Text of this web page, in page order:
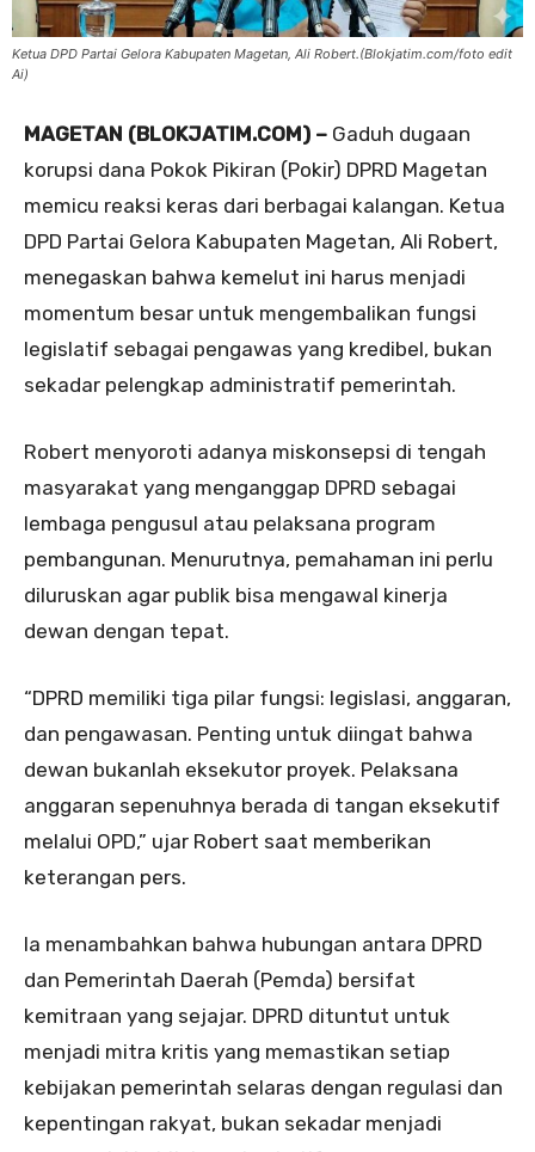
Ketua DPD Partai Gelora Kabupaten Magetan, Ali Robert.(Blokjatim.com/foto edit
Ai)
MAGETAN (BLOKJATIM.COM) – Gaduh dugaan
korupsi dana Pokok Pikiran (Pokir) DPRD Magetan
memicu reaksi keras dari berbagai kalangan. Ketua
DPD Partai Gelora Kabupaten Magetan, Ali Robert,
menegaskan bahwa kemelut ini harus menjadi
momentum besar untuk mengembalikan fungsi
legislatif sebagai pengawas yang kredibel, bukan
sekadar pelengkap administratif pemerintah.
Robert menyoroti adanya miskonsepsi di tengah
masyarakat yang menganggap DPRD sebagai
lembaga pengusul atau pelaksana program
pembangunan. Menurutnya, pemahaman ini perlu
diluruskan agar publik bisa mengawal kinerja
dewan dengan tepat.
“DPRD memiliki tiga pilar fungsi: legislasi, anggaran,
dan pengawasan. Penting untuk diingat bahwa
dewan bukanlah eksekutor proyek. Pelaksana
anggaran sepenuhnya berada di tangan eksekutif
melalui OPD,” ujar Robert saat memberikan
keterangan pers.
Ia menambahkan bahwa hubungan antara DPRD
dan Pemerintah Daerah (Pemda) bersifat
kemitraan yang sejajar. DPRD dituntut untuk
menjadi mitra kritis yang memastikan setiap
kebijakan pemerintah selaras dengan regulasi dan
kepentingan rakyat, bukan sekadar menjadi